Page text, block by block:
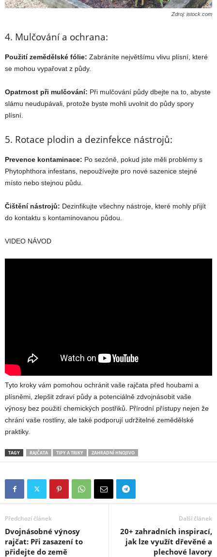
Zdroj: istock.com
4. Mulčování a ochrana:
Použití zemědělské fólie: Zabráníte největšímu vlivu plísní, které
se mohou vypařovat z půdy.
Opatrnost při mulčování: Při mulčování půdy dbejte na to, abyste
slámu neudupávali, protože byste mohli uvolnit do půdy spory
plísní.
5. Rotace plodin a dezinfekce nástrojů:
Prevence kontaminace: Po sezóně, pokud jste měli problémy s
Phytophthora infestans, nepoužívejte pro nové sazenice stejné
místo nebo stejnou půdu.
Čištění nástrojů: Dezinfikujte všechny nástroje, které mohly přijít
do kontaktu s kontaminovanou půdou.
VIDEO NÁVOD
Tyto kroky vám pomohou ochránit vaše rajčata před houbami a
plísněmi, zlepšit zdraví půdy a potenciálně zdvojnásobit vaše
výnosy bez použití chemických postřiků. Přírodní přístupy nejen že
chrání vaše rostliny, ale také podporují udržitelné zemědělské
praktiky.
TAGY RAJČATA TIPY A TRIKY ZAHRADNÍ HNOJIVO
Předchozí článek
Dvojnásobné výnosy
rajčat: Při zasazení to
přidejte do země
Další článek
20+ zahradních inspirací,
jak lze využít dřevěné a
plechové lavory